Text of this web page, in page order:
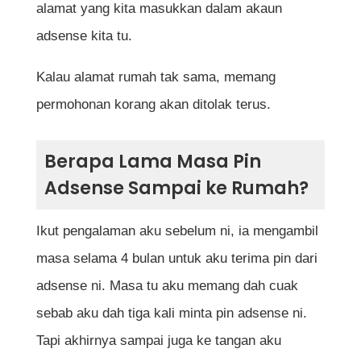
alamat yang kita masukkan dalam akaun
adsense kita tu.
Kalau alamat rumah tak sama, memang
permohonan korang akan ditolak terus.
Berapa Lama Masa Pin
Adsense Sampai ke Rumah?
Ikut pengalaman aku sebelum ni, ia mengambil
masa selama 4 bulan untuk aku terima pin dari
adsense ni. Masa tu aku memang dah cuak
sebab aku dah tiga kali minta pin adsense ni.
Tapi akhirnya sampai juga ke tangan aku